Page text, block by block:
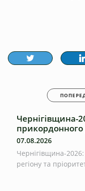
Чернігівщина-
прикордонного
07.08.2026
Чернігівщина-
регіону та